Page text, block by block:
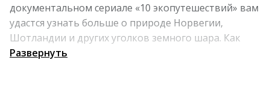
документальном сериале «10 экопутешествий» вам
удастся узнать больше о природе Норвегии,
Шотландии и других уголков земного шара. Как
живут местные народы? Какие экологические
Развернуть